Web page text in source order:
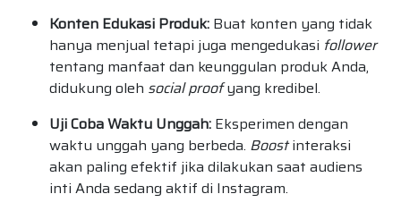
Konten Edukasi Produk: Buat konten yang tidak
hanya menjual tetapi juga mengedukasi follower
tentang manfaat dan keunggulan produk Anda,
didukung oleh social proofyang kredibel.
Uji Coba Waktu Unggah: Eksperimen dengan
waktu unggah yang berbeda. Boostinteraksi
akan paling efektif jika dilakukan saat audiens
inti Anda sedang aktif di Instagram.